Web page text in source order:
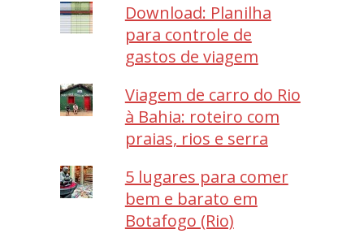
Download: Planilha
para controle de
gastos de viagem
Viagem de carro do Rio
à Bahia: roteiro com
praias, rios e serra
5 lugares para comer
bem e barato em
Botafogo (Rio)